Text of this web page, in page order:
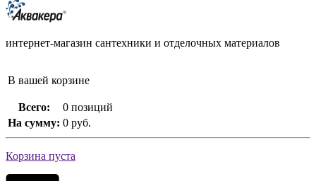
интернет-магазин сантехники и отделочных материалов
В вашей корзине
Всего:
0 позиций
На сумму: 0 руб.
Корзина пуста